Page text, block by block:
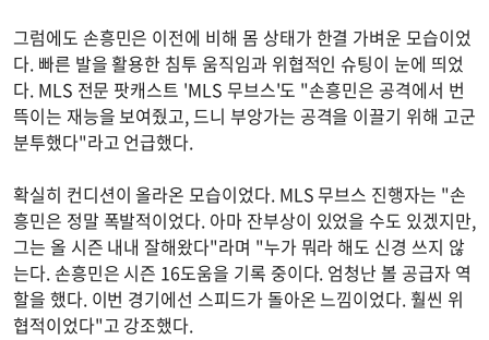
그럼에도 손흥민은 이전에 비해 몸 상태가 한결 가벼운 모습이었
다. 빠른 발을 활용한 침투 움직임과 위협적인 슈팅이 눈에 띄었
다. MLS 전문 팟캐스트 'MLS 무브스'도 "손흥민은 공격에서 번
뜩이는 재능을 보여줬고, 드니 부앙가는 공격을 이끌기 위해 고군
분투했다"라고 언급했다.
확실히 컨디션이 올라온 모습이었다. MLS 무브스 진행자는 "손
흥민은 정말 폭발적이었다. 아마 잔부상이 있었을 수도 있겠지만,
그는 올 시즌 내내 잘해왔다"라며 "누가 뭐라 해도 신경 쓰지 않
는다. 손흥민은 시즌 16도움을 기록 중이다. 엄청난 볼 공급자 역
할을 했다. 이번 경기에선 스피드가 돌아온 느낌이었다. 훨씬 위
협적이었다"고 강조했다.